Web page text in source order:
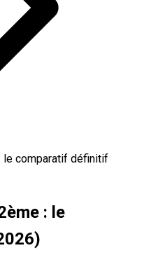
le comparatif définitif
: le